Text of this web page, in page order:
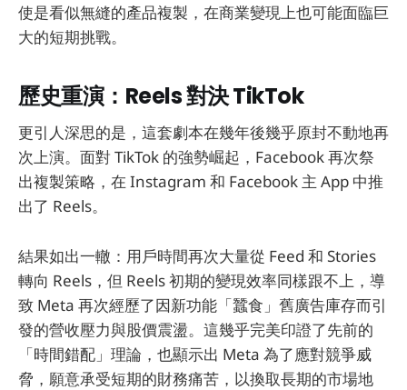
使是看似無縫的產品複製，在商業變現上也可能面臨巨
大的短期挑戰。
歷史重演：Reels 對決 TikTok
更引人深思的是，這套劇本在幾年後幾乎原封不動地再
次上演。面對 TikTok 的強勢崛起，Facebook 再次祭
出複製策略，在 Instagram 和 Facebook 主 App 中推
出了 Reels。
結果如出一轍：用戶時間再次大量從 Feed 和 Stories
轉向 Reels，但 Reels 初期的變現效率同樣跟不上，導
致 Meta 再次經歷了因新功能「蠶食」舊廣告庫存而引
發的營收壓力與股價震盪。這幾乎完美印證了先前的
「時間錯配」理論，也顯示出 Meta 為了應對競爭威
脅，願意承受短期的財務痛苦，以換取長期的市場地